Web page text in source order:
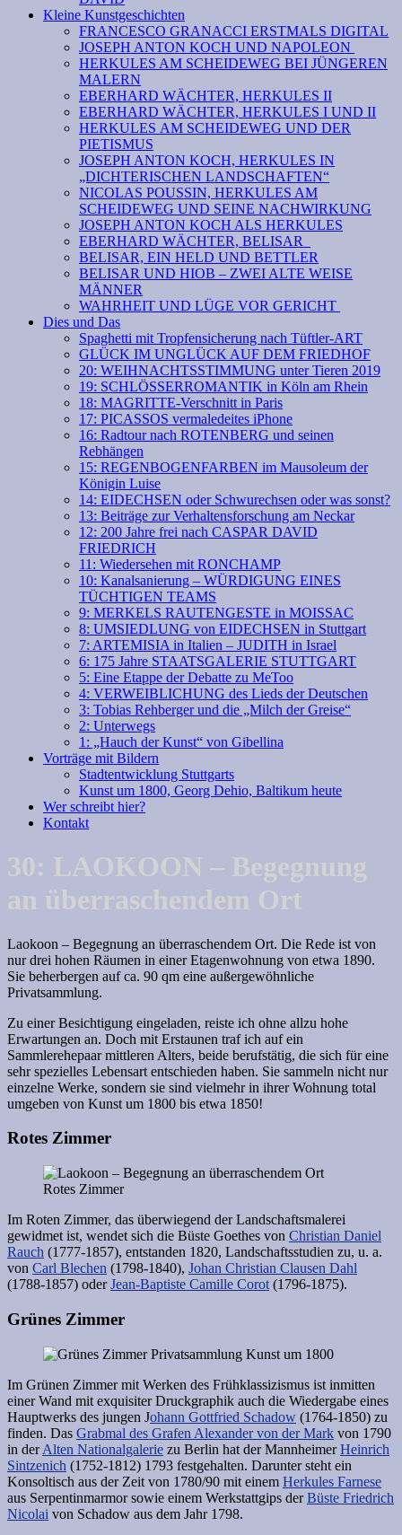
Kleine Kunstgeschichten
FRANCESCO GRANACCI ERSTMALS DIGITAL
JOSEPH ANTON KOCH UND NAPOLEON
HERKULES AM SCHEIDEWEG BEI JÜNGEREN
MALERN
EBERHARD WÄCHTER, HERKULES II
EBERHARD WÄCHTER, HERKULES I UND II
HERKULES AM SCHEIDEWEG UND DER
PIETISMUS
JOSEPH ANTON KOCH, HERKULES IN
„DICHTERISCHEN LANDSCHAFTEN“
NICOLAS POUSSIN, HERKULES AM
SCHEIDEWEG UND SEINE NACHWIRKUNG
JOSEPH ANTON KOCH ALS HERKULES
EBERHARD WÄCHTER, BELISAR
BELISAR, EIN HELD UND BETTLER
BELISAR UND HIOB – ZWEI ALTE WEISE
MÄNNER
WAHRHEIT UND LÜGE VOR GERICHT
Dies und Das
Spaghetti mit Tropfensicherung nach Tüftler-ART
GLÜCK IM UNGLÜCK AUF DEM FRIEDHOF
20: WEIHNACHTSSTIMMUNG unter Tieren 2019
19: SCHLÖSSERROMANTIK in Köln am Rhein
18: MAGRITTE-Verschnitt in Paris
17: PICASSOS vermaledeites iPhone
16: Radtour nach ROTENBERG und seinen
Rebhängen
15: REGENBOGENFARBEN im Mausoleum der
Königin Luise
14: EIDECHSEN oder Schwurechsen oder was sonst?
13: Beiträge zur Verhaltensforschung am Neckar
12: 200 Jahre frei nach CASPAR DAVID
FRIEDRICH
11: Wiedersehen mit RONCHAMP
10: Kanalsanierung – WÜRDIGUNG EINES
TÜCHTIGEN TEAMS
9: MERKELS RAUTENGESTE in MOISSAC
8: UMSIEDLUNG von EIDECHSEN in Stuttgart
7: ARTEMISIA in Italien – JUDITH in Israel
6: 175 Jahre STAATSGALERIE STUTTGART
5: Eine Etappe der Debatte zu MeToo
4: VERWEIBLICHUNG des Lieds der Deutschen
3: Tobias Rehberger und die „Milch der Greise“
2: Unterwegs
1: „Hauch der Kunst“ von Gibellina
Vorträge mit Bildern
Stadtentwicklung Stuttgarts
Kunst um 1800, Georg Dehio, Baltikum heute
Wer schreibt hier?
Kontakt
30: LAOKOON – Begegnung
an überraschendem Ort
Laokoon – Begegnung an überraschendem Ort. Die Rede ist von
nur drei hohen Räumen in einer Etagenwohnung von etwa 1890.
Sie beherbergen auf ca. 90 qm eine außergewöhnliche
Privatsammlung.
Zu einer Besichtigung eingeladen, reiste ich ohne allzu hohe
Erwartungen an. Doch mit Erstaunen traf ich auf ein
Sammlerehepaar mittleren Alters, beide berufstätig, die sich für eine
sehr spezielles Lebensart entschieden haben. Sie sammeln nicht nur
einzelne Werke, sondern sie sind vielmehr in ihrer Wohnung total
umgeben von Kunst um 1800 bis etwa 1850!
Rotes Zimmer
Im Roten Zimmer, das überwiegend der Landschaftsmalerei
gewidmet ist, wendet sich die Büste Goethes von Christian Daniel
Rauch (1777-1857), entstanden 1820, Landschaftsstudien zu, u. a.
von Carl Blechen (1798-1840), Johan Christian Clausen Dahl
(1788-1857) oderJean-Baptiste Camille Corot (1796-1875).
Grünes Zimmer
Im Grünen Zimmer mit Werken des Frühklassizismus ist inmitten
einer Wand mit exquisiter Druckgraphik auch die Wiedergabe eines
Hauptwerks des jungen Johann Gottfried Schadow (1764-1850) zu
finden. Das Grabmal des Grafen Alexander von der Mark von 1790
in derAlten Nationalgalerie zu Berlin hat der MannheimerHeinrich
Sintzenich (1752-1812) 1793 festgehalten. Darunter steht ein
Konsoltisch aus der Zeit von 1780/90 mit einem Herkules Farnese
aus Serpentinmarmor sowie einem Werkstattgips derBüste Friedrich
Nicolai von Schadow aus dem Jahr 1798.